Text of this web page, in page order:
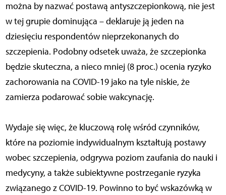
można by nazwać postawą antyszczepionkową, nie jest
w tej grupie dominująca – deklaruje ją jeden na
dziesięciu respondentów nieprzekonanych do
szczepienia. Podobny odsetek uważa, że szczepionka
będzie skuteczna, a nieco mniej (8 proc.) ocenia ryzyko
zachorowania na COVID-19 jako na tyle niskie, że
zamierza podarować sobie wakcynację.
Wydaje się więc, że kluczową rolę wśród czynników,
które na poziomie indywidualnym kształtują postawy
wobec szczepienia, odgrywa poziom zaufania do nauki i
medycyny, a także subiektywne postrzeganie ryzyka
związanego z COVID-19. Powinno to być wskazówką w